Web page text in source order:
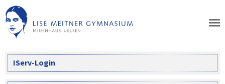
Skip
to
content
IServ-Login